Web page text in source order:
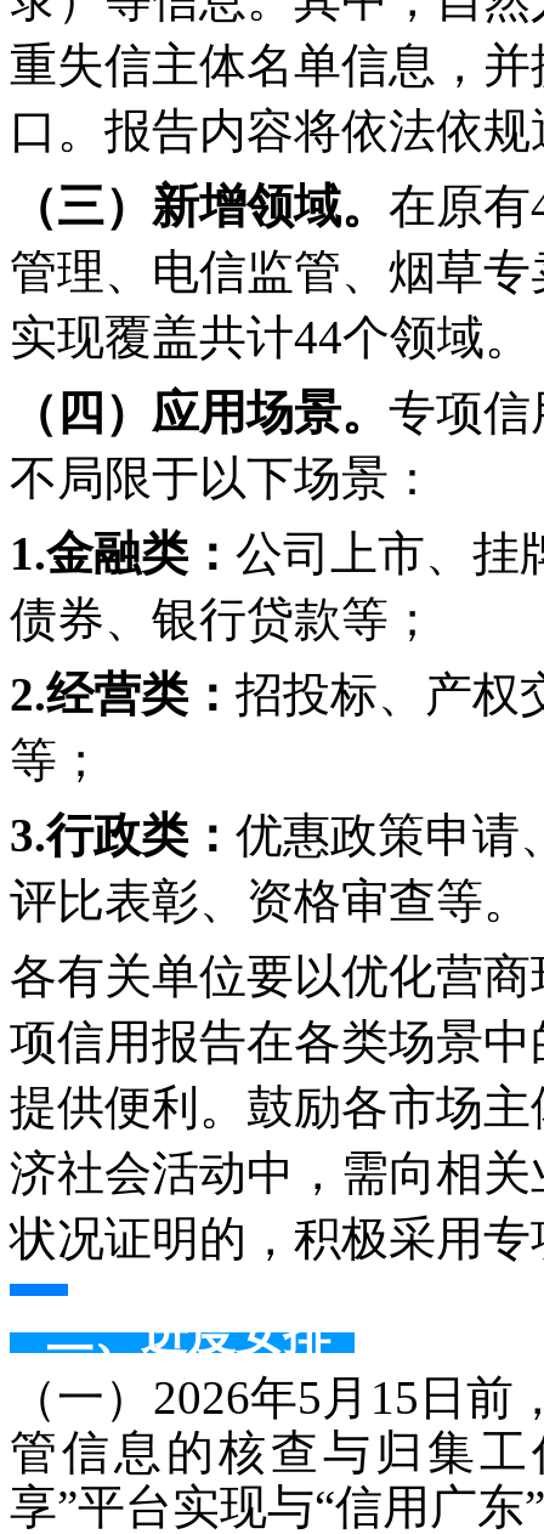
重失信主体名单信息，
口。报告内容将依法依
（三）新增领域。 在原有
管理、电信监管、烟草
实现覆盖共计44个领域。
（四）应用场景。 专项信
不局限于以下场景：
1.金融类： 公司上市、挂
债券、银行贷款等；
2.经营类： 招投标、产权
等；
3.行政类： 优惠政策申请
评比表彰、资格审查等。
各有关单位要以优化营
项信用报告在各类场景
提供便利。鼓励各市场
济社会活动中，需向相
状况证明的，积极采用
二、进度安排
（一）2026年5月15日
管信息的核查与归集
享”平台实现与“信用广